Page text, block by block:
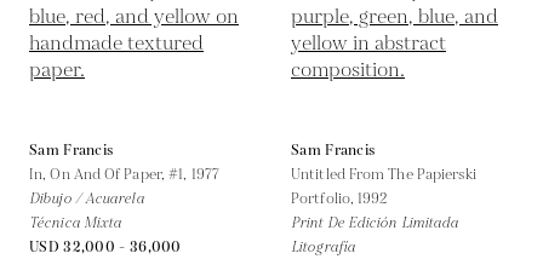
Sam Francis
In, On And Of Paper, #1, 1977
Dibujo / Acuarela
Técnica Mixta
USD 32,000 - 36,000
Sam Francis
Untitled From The Papierski
Portfolio,1992
Print De Edición Limitada
Litografía